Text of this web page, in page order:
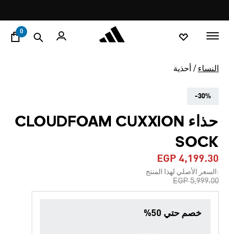
promotion
rotation
0
النساء أحذية
-30%
حذاء CLOUDFOAM CUXXION
SOCK
EGP 4,199.30
:السعر الأصلي لهذا المنتج
Price reduced from
EGP 5,999.00
to
خصم حتي 50%